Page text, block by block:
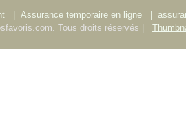
Assurance temporaire en ligne
Tous droits réservés |